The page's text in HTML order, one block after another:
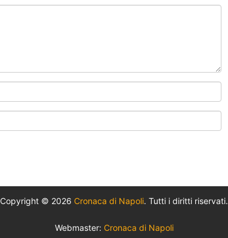
Copyright © 2026 Cronaca di Napoli. Tutti i diritti riservati.
Webmaster: Cronaca di Napoli